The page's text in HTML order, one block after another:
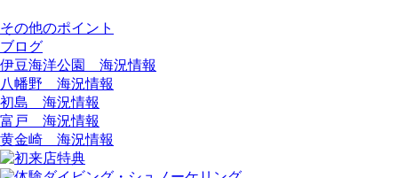
その他のポイント
ブログ
伊豆海洋公園 海況情報
八幡野 海況情報
初島 海況情報
富戸 海況情報
黄金崎 海況情報